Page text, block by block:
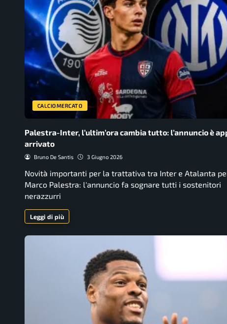
CALCIOMERCATO
Palestra-Inter, l’ultim’ora cambia tutto: l’annuncio è
arrivato
Bruno De Santis 3 Giugno 2026
Novità importanti per la trattativa tra Inter e Atalanta
Marco Palestra: l'annuncio fa sognare tutti i sostenitori
nerazzurri
Leggi di più